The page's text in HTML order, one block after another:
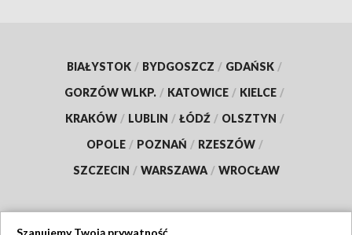
BIAŁYSTOK / BYDGOSZCZ / GDAŃSK /
GORZÓW WLKP. / KATOWICE / KIELCE /
KRAKÓW / LUBLIN / ŁÓDŹ / OLSZTYN /
OPOLE / POZNAŃ / RZESZÓW /
SZCZECIN / WARSZAWA / WROCŁAW
Szanujemy Twoją prywatność